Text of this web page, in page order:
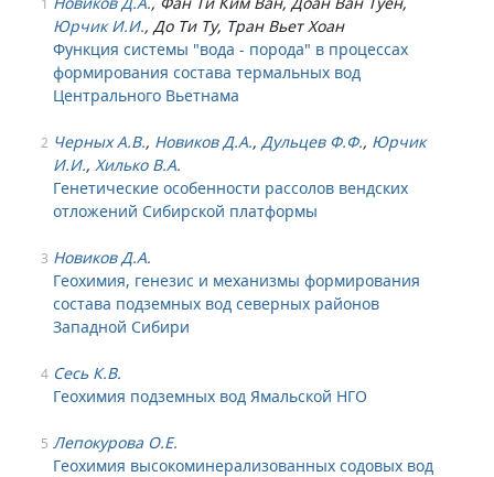
1
Юрчик И.И., До Ти Ту, Тран Вьет Хоан
Функция системы "вода - порода" в процессах
формирования состава термальных вод
Центрального Вьетнама
2 Черных А.В., Новиков Д.А., Дульцев Ф.Ф., Юрчик
И.И., Хилько В.А.
Генетические особенности рассолов вендских
отложений Cибирской платформы
3 Новиков Д.А.
Геохимия, генезис и механизмы формирования
состава подземных вод северных районов
Западной Сибири
4 Сесь К.В.
Геохимия подземных вод Ямальской НГО
5 Лепокурова О.Е.
Геохимия высокоминерализованных содовых вод